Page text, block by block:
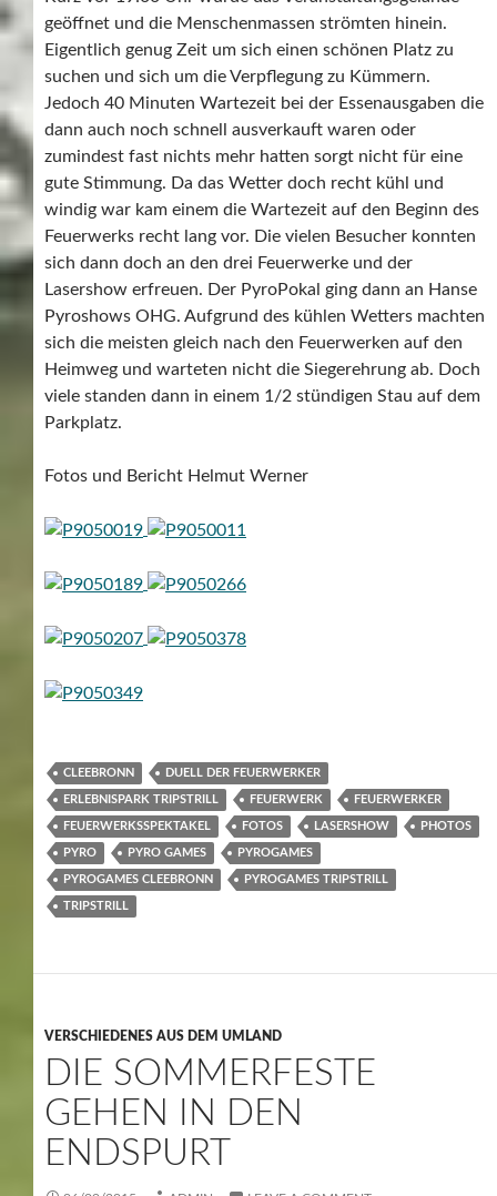
geöffnet und die Menschenmassen strömten hinein.
Eigentlich genug Zeit um sich einen schönen Platz zu
suchen und sich um die Verpflegung zu Kümmern.
Jedoch 40 Minuten Wartezeit bei der Essenausgaben die
dann auch noch schnell ausverkauft waren oder
zumindest fast nichts mehr hatten sorgt nicht für eine
gute Stimmung. Da das Wetter doch recht kühl und
windig war kam einem die Wartezeit auf den Beginn des
Feuerwerks recht lang vor. Die vielen Besucher konnten
sich dann doch an den drei Feuerwerke und der
Lasershow erfreuen. Der PyroPokal ging dann an Hanse
Pyroshows OHG. Aufgrund des kühlen Wetters machten
sich die meisten gleich nach den Feuerwerken auf den
Heimweg und warteten nicht die Siegerehrung ab. Doch
viele standen dann in einem 1/2 stündigen Stau auf dem
Parkplatz.
Fotos und Bericht Helmut Werner
CLEEBRONN DUELL DER FEUERWERKER
ERLEBNISPARK TRIPSTRILL FEUERWERK FEUERWERKER
FEUERWERKSSPEKTAKEL FOTOS LASERSHOW PHOTOS
PYRO PYRO GAMES PYROGAMES
PYROGAMES CLEEBRONN PYROGAMES TRIPSTRILL
TRIPSTRILL
VERSCHIEDENES AUS DEM UMLAND
DIE SOMMERFESTE
GEHEN IN DEN
ENDSPURT